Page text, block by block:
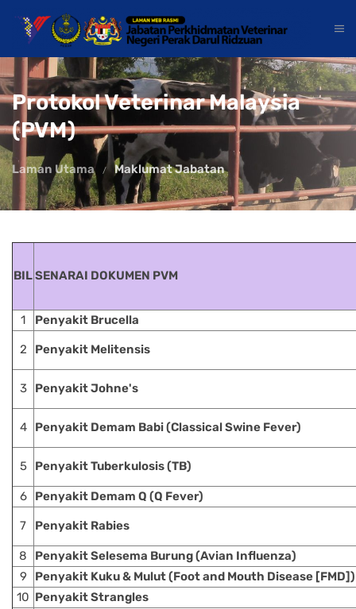
Protokol Veterinar Malaysia
(PVM)
Laman Utama Maklumat Jabatan
BILSENARAI DOKUMEN PVM
1 Penyakit Brucella
2 Penyakit Melitensis
3 Penyakit Johne's
4 Penyakit Demam Babi (Classical Swine Fever)
5 Penyakit Tuberkulosis (TB)
6 Penyakit Demam Q (Q Fever)
7 Penyakit Rabies
8
Penyakit Selesema Burung (Avian Influenza)
9
Penyakit Kuku & Mulut (Foot and Mouth Disease [FMD])
10 Penyakit Strangles